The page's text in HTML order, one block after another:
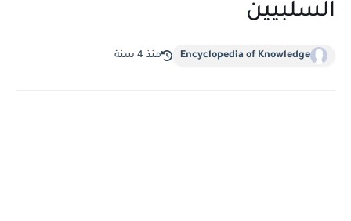
السلبيين
Encyclopedia of Knowledge منذ 4 سنة